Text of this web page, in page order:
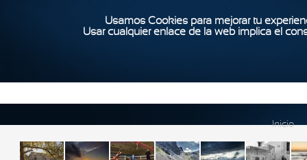
Usamos Cookies para mejorar tu
Usar cualquier enlace de la web implica el
Inicio